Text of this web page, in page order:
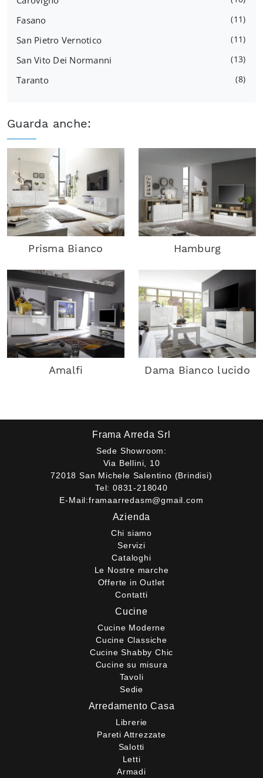
Fasano 11
San Pietro Vernotico 11
San Vito Dei Normanni 13
Taranto 8
Guarda anche:
Prisma Bianco Hamburg
Amalfi Dama Bianco lucido
Frama Arreda Srl
Sede Showroom:
Via Bellini, 10
72018 San Michele Salentino (Brindisi)
Tel: 0831-218040
E-Mail:framaarredasm@gmail.com
Azienda
Chi siamo
Servizi
Cataloghi
Le Nostre marche
Offerte in Outlet
Contatti
Cucine
Cucine Moderne
Cucine Classiche
Cucine Shabby Chic
Cucine su misura
Tavoli
Sedie
Arredamento Casa
Librerie
Pareti Attrezzate
Salotti
Letti
Armadi